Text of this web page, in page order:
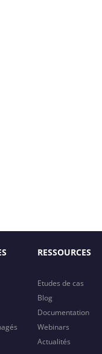
RESSOURCES
Etudes de cas
Blog
Documentation
Webinars
Actualités